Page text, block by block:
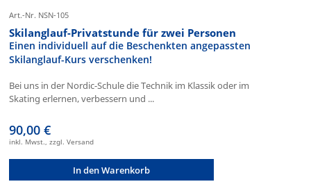
Art.-Nr. NSN-105
Skilanglauf-Privatstunde für zwei Personen
Einen individuell auf die Beschenkten angepassten
Skilanglauf-Kurs verschenken!
Bei uns in der Nordic-Schule die Technik im Klassik oder im
Skating erlernen, verbessern und ...
90,00 €
inkl. Mwst., zzgl. Versand
In den Warenkorb